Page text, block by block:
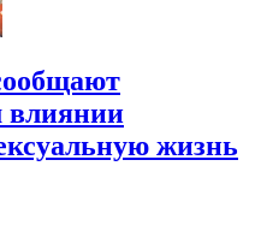
влиянии
жизнь